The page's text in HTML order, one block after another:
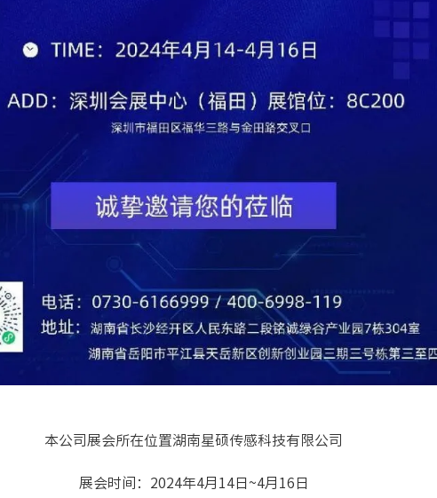
本公司展会所在位置湖南星硕传感科技有限公司
展会时间：2024年4月14日~4月16日